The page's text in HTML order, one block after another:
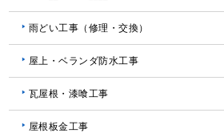
雨どい工事（修理・交換）
屋上・ベランダ防水工事
瓦屋根・漆喰工事
屋根板金工事